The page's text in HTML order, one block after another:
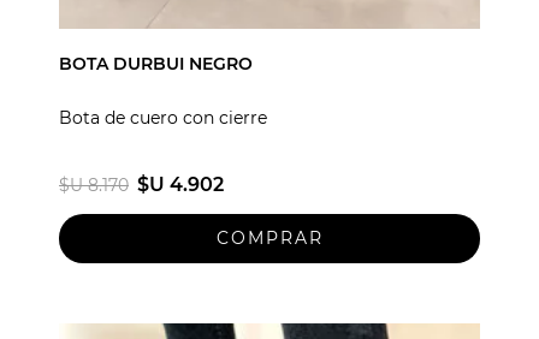
BOTA DURBUI NEGRO
Bota de cuero con cierre
$U 8.170 $U 4.902